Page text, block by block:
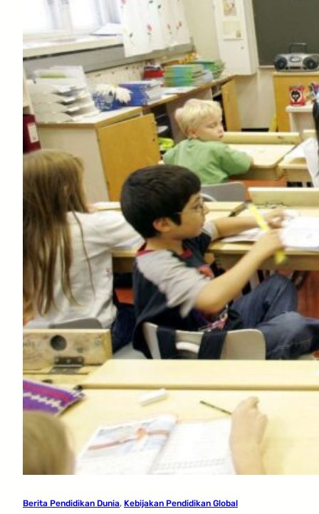
Berita Pendidikan Dunia, Kebijakan Pendidikan Global